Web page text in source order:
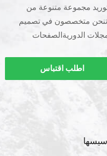
مجموعة متنوعة من
متخصصون في تصميم
الدوريةالصفحات
صناديق مستحضرات
المكتب
اطلب اقتباس